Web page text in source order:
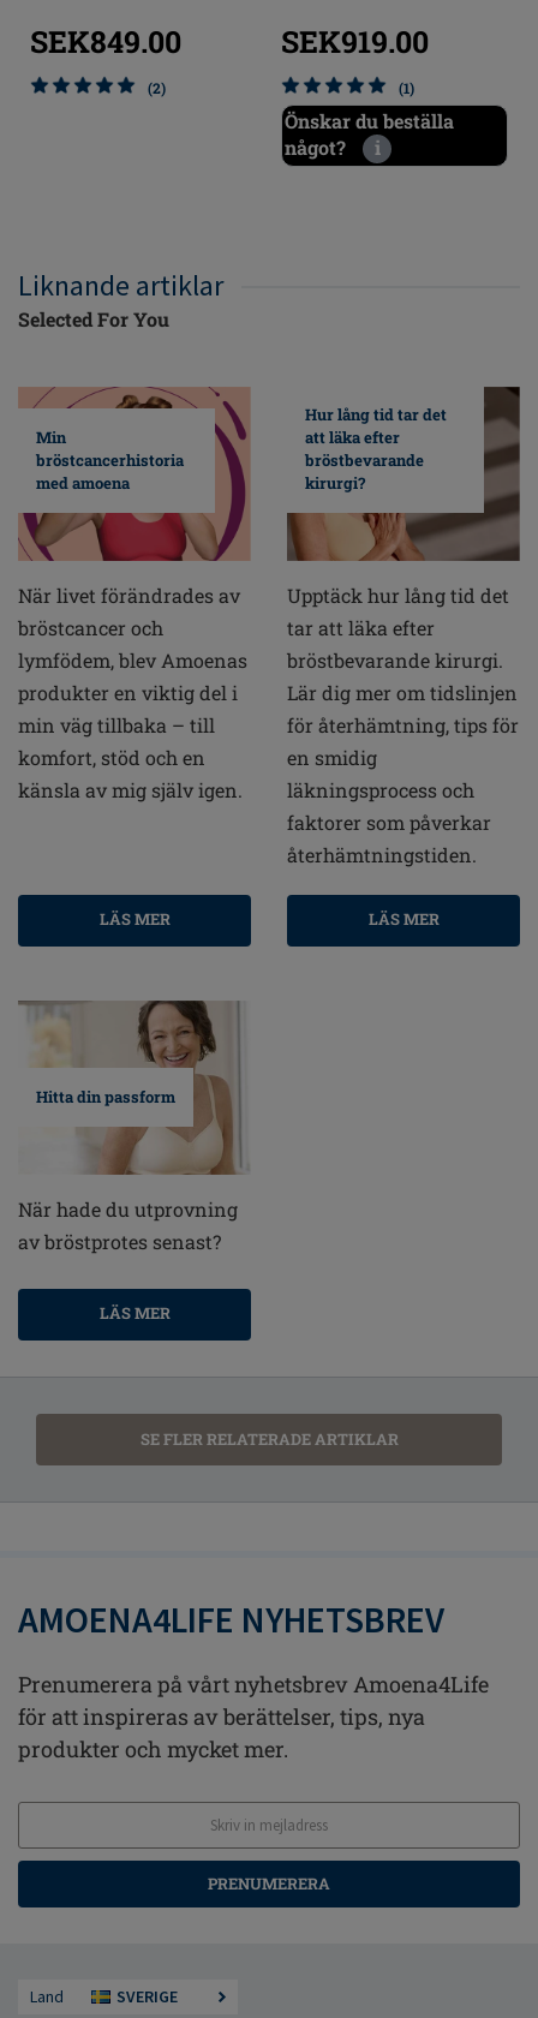
SEK849.00
(2)
SEK919.00
(1)
Önskar du beställa
något?
i
Liknande artiklar
Selected For You
Min
bröstcancerhistoria
med amoena
När livet förändrades av
bröstcancer och
lymfödem, blev Amoenas
produkter en viktig del i
min väg tillbaka – till
komfort, stöd och en
känsla av mig själv igen.
LÄS MER
Hur lång tid tar det
att läka efter
bröstbevarande
kirurgi?
Upptäck hur lång tid det
tar att läka efter
bröstbevarande kirurgi.
Lär dig mer om tidslinjen
för återhämtning, tips för
en smidig
läkningsprocess och
faktorer som påverkar
återhämtningstiden.
LÄS MER
Hitta din passform
När hade du utprovning
av bröstprotes senast?
LÄS MER
SE FLER RELATERADE ARTIKLAR
AMOENA4LIFE NYHETSBREV
Prenumerera på vårt nyhetsbrev Amoena4Life
för att inspireras av berättelser, tips, nya
produkter och mycket mer.
PRENUMERERA
Land SVERIGE